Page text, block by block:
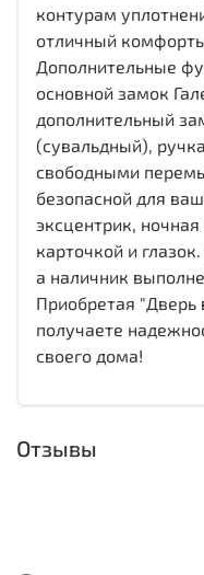
контурам
отличный
Дополнительные
основной замок
дополнительный
(сувальдный),
свободными
безопасной для
эксцентрик,
карточкой и
а наличник
Приобретая
получаете
своего дома!
Отзывы